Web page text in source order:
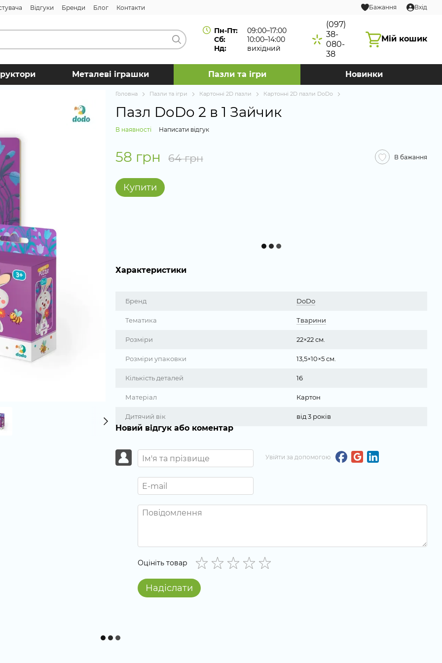
Відгуки Бренди Блог Контакти Бажання Вхід
Пн-Пт:
09:00–17:00
Сб:
10:00–14:00
Нд:
вихідний
(097)
38-
080-
38
Мій кошик
Металеві іграшки Пазли та ігри Новинки
Головна Пазли та ігри Картонні 2D пазли Картонні 2D пазли DoDo
Пазл DoDo 2 в 1 Зайчик
В наявності Написати відгук
58 грн 64 грн В бажання
Купити
Характеристики
Бренд DoDo
Тематика Тварини
Розміри 22×22 см.
Розміри упаковки 13,5×10×5 см.
Кількість деталей 16
Матеріал Картон
Дитячий вік від 3 років
Новий відгук або коментар
Увійти за допомогою
Оцініть товар
Надіслати